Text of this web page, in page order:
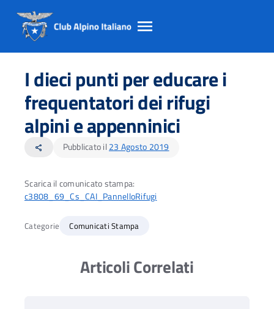
Salta
contento
principale
Salta
Salta
I dieci punti per educare i
frequentatori dei rifugi
alpini e appenninici
share Pubblicato il 23 Agosto 2019
Scarica il comunicato stampa:
c3808_69_Cs_CAI_PannelloRifugi
Categorie Comunicati Stampa
Articoli Correlati